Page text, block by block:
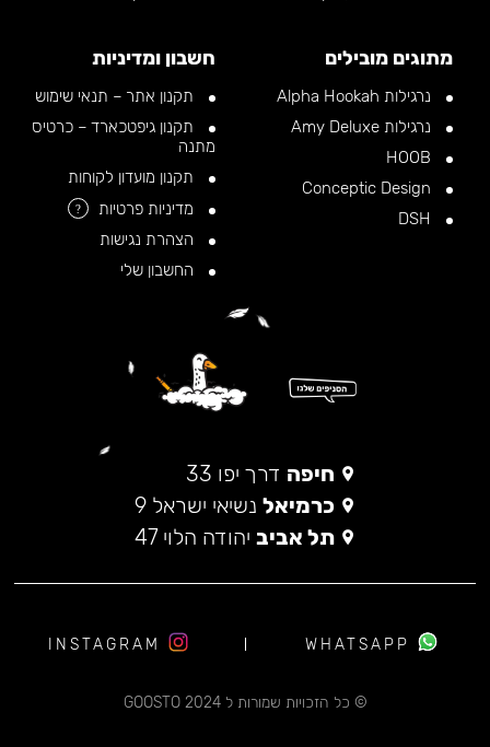
מתוגים מובילים
נרגילות Alpha Hookah
נרגילות Amy Deluxe
חשבון ומדיניות
תקנון אתר – תנאי שימוש
תקנון גיפטכארד – כרטיס
מתנה
תקנון מועדון לקוחות
מדיניות פרטיות
?
הצהרת נגישות
החשבון שלי
חיפה דרך יפו 33
כרמיאל נשיאי ישראל 9
תל אביב יהודה הלוי 47
© כל הזכויות שמורות ל 2024 GOOSTO
WHATSAPP
INSTAGRAM